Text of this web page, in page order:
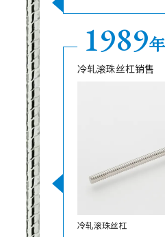
1989年
冷轧滚珠丝杠销售
冷轧滚珠丝杠